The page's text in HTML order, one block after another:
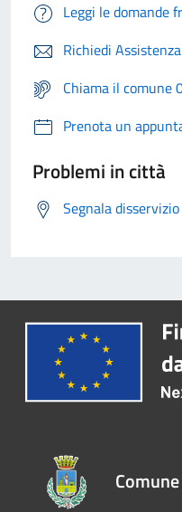
Leggi le domande
Richiedi Assistenza
Chiama il comune
Prenota un
Problemi in città
Segnala disservizio